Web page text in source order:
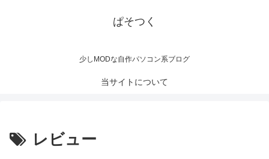
ぱそつく
少しMODな自作パソコン系ブログ
当サイトについて
レビュー